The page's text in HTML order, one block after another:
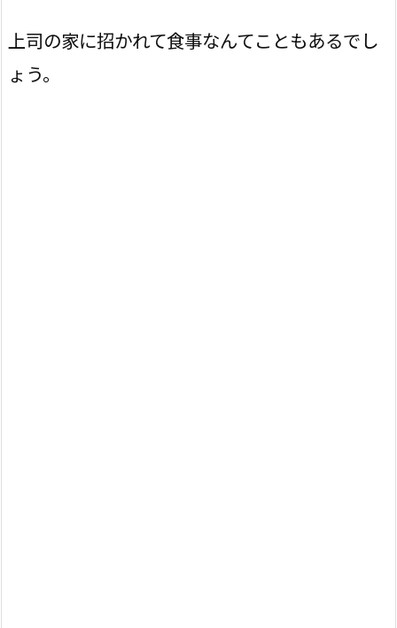
上司の家に招かれて食事なんてこともあるでし
ょう。